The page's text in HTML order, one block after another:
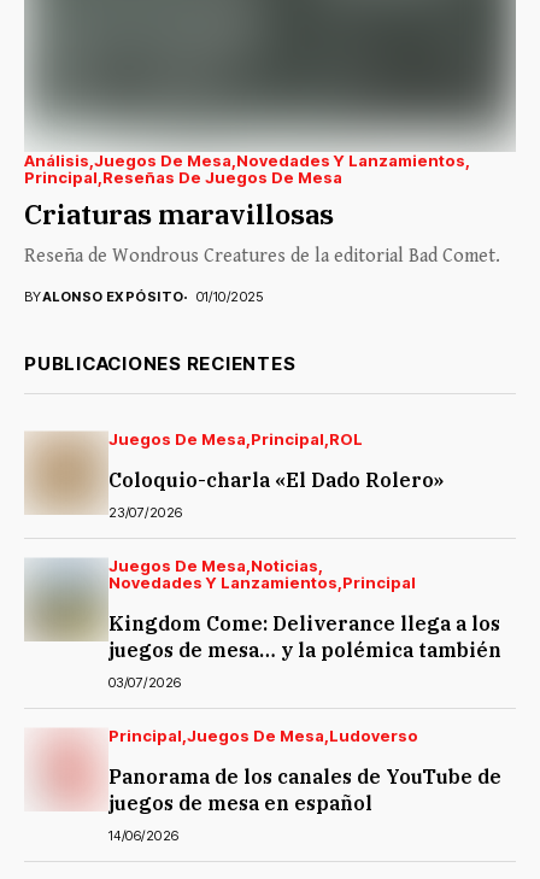
Análisis Juegos De Mesa Novedades Y Lanzamientos
Principal Reseñas De Juegos De Mesa
Criaturas maravillosas
Reseña de Wondrous Creatures de la editorial Bad Comet.
BYALONSO EXPÓSITO 01/10/2025
PUBLICACIONES RECIENTES
Juegos De Mesa Principal ROL
Coloquio-charla «El Dado Rolero»
23/07/2026
Juegos De Mesa Noticias
Novedades Y Lanzamientos Principal
Kingdom Come: Deliverance llega a los
juegos de mesa… y la polémica también
03/07/2026
Principal Juegos De Mesa Ludoverso
Panorama de los canales de YouTube de
juegos de mesa en español
14/06/2026